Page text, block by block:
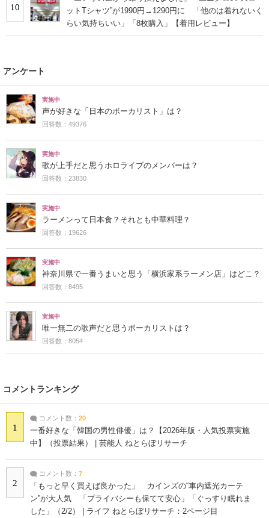
10
ットTシャツ”が1990円→1290円に 「他のは着れないく
らい気持ちいい」「8枚購入」【着用レビュー】
アンケート
実施中
声が好きな「日本のボーカリスト」は？
回答数：49376
実施中
歌が上手だと思うホロライブのメンバーは？
回答数：23830
実施中
ラーメンって日本食？それとも中華料理？
回答数：19626
実施中
神奈川県で一番うまいと思う「横浜家系ラーメン店」はどこ？
回答数：8495
実施中
唯一無二の歌声だと思うボーカリストは？
回答数：8054
コメントランキング
1
コメント数： 20
一番好きな「韓国の男性俳優」は？【2026年版・人気投票実施
中】（投票結果） | 芸能人 ねとらぼリサーチ
2
コメント数： 7
「もっと早く買えば良かった」 カインズの“車内遮光カーテ
ン”が大人気 「プライバシーも保てて安心」「ぐっすり眠れま
した」（2/2） | ライフ ねとらぼリサーチ：2ページ目